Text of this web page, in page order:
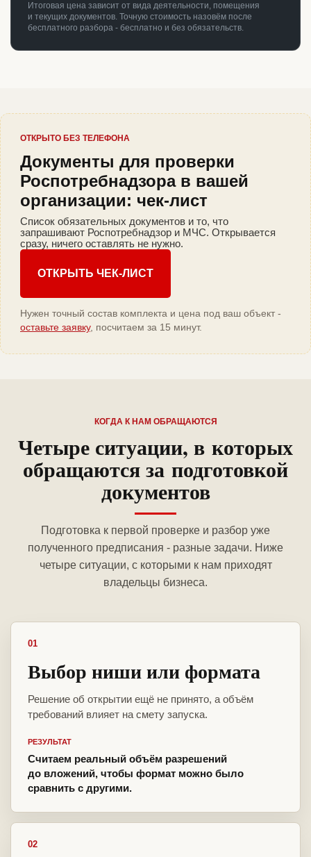
Итоговая цена зависит от вида деятельности, помещения
и текущих документов. Точную стоимость назовём после
бесплатного разбора - бесплатно и без обязательств.
ОТКРЫТО БЕЗ ТЕЛЕФОНА
Документы для проверки
Роспотребнадзора в вашей
организации: чек-лист
Список обязательных документов и то, что
запрашивают Роспотребнадзор и МЧС. Открывается
сразу, ничего оставлять не нужно.
ОТКРЫТЬ ЧЕК-ЛИСТ
Нужен точный состав комплекта и цена под ваш объект -
оставьте заявку, посчитаем за 15 минут.
КОГДА К НАМ ОБРАЩАЮТСЯ
Четыре ситуации, в которых
обращаются за подготовкой
документов
Подготовка к первой проверке и разбор уже
полученного предписания - разные задачи. Ниже
четыре ситуации, с которыми к нам приходят
владельцы бизнеса.
01
Выбор ниши или формата
Решение об открытии ещё не принято, а объём
требований влияет на смету запуска.
РЕЗУЛЬТАТ
Считаем реальный объём разрешений
до вложений, чтобы формат можно было
сравнить с другими.
02